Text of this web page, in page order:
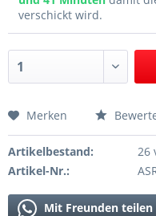
verschickt wird.
Merken
Artikelbestand:
26
Artikel-Nr.:
Mit Freunden teilen